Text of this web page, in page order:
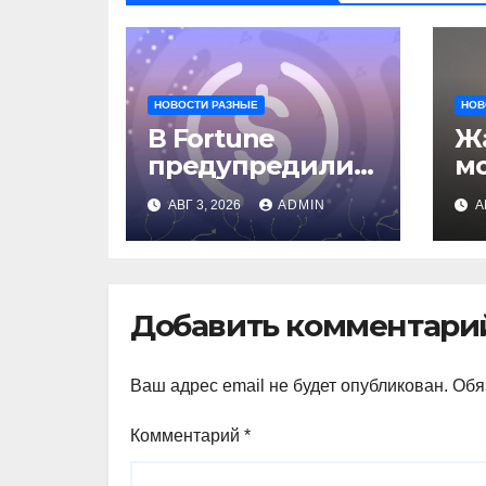
НОВОСТИ РАЗНЫЕ
В Fortune
предупредили о
рисках сделки
Circle и IBM
АВГ 3, 2026 ADMIN
Добавить
Ваш адрес email не будет опубликован.
Комментарий *